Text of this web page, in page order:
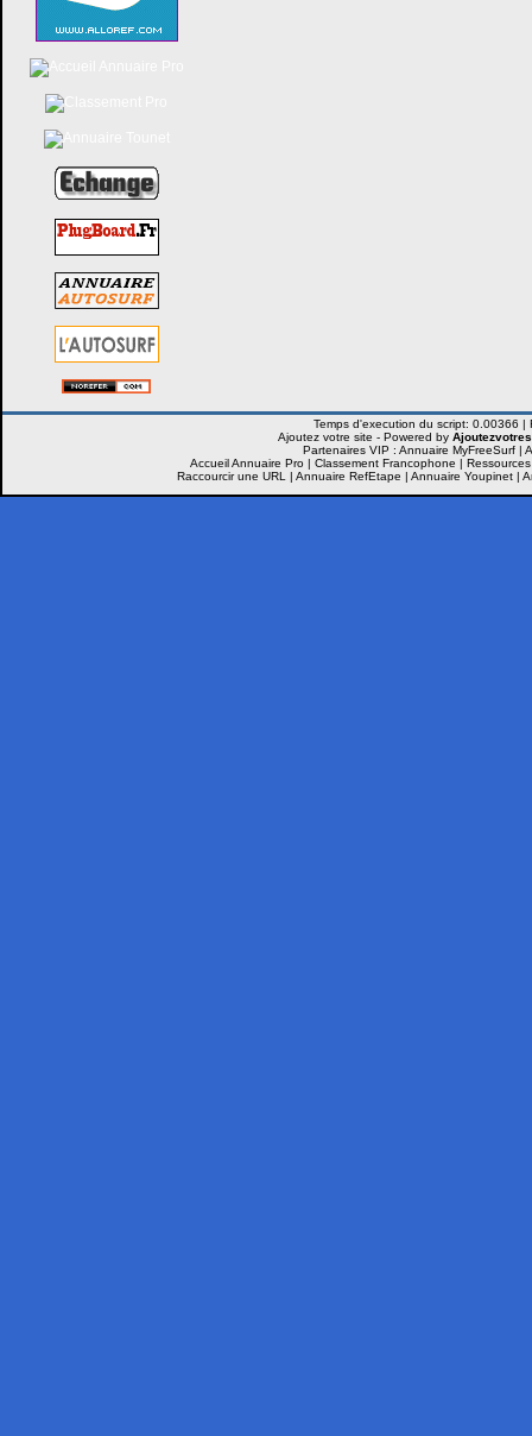
Ajoutez votre site - Powered by
Partenaires VIP : Annuaire MyFreeSurf|
Accueil Annuaire Pro| Classement Francophone |
Raccourcir une URL
| Annuaire RefEtape | Annuaire Youpinet |